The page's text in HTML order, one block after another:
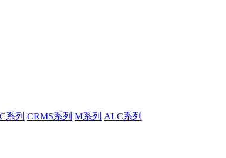
C系列 CRMS系列 M系列 ALC系列